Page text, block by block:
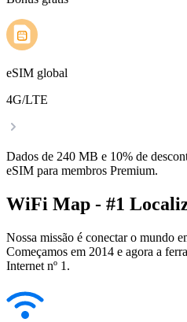
eSIM global
4G/LTE
Dados de 240 MB e 10% de
eSIM para membros Premium.
WiFi Map - #1
Nossa missão é conectar o mundo
Começamos em 2014 e agora a
Internet nº 1.